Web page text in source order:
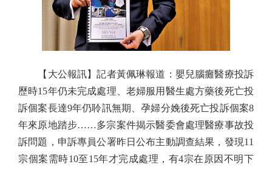
【大公報訊】記者黃佩琳報道：嬰兒腦癱醫療投訴
歷時15年仍未完成處理、老婦服用醫生處方藥後死亡投
訴個案長達9年仍聆訊無期、孕婦分娩後死亡投訴個案8
年來原地踏步……多宗案件揭示醫委會處理醫療事故投
訴問題，申訴專員公署昨日公布主動調查結果，發現11
宗個案需時10至15年才完成處理，有4宗在原因不明下